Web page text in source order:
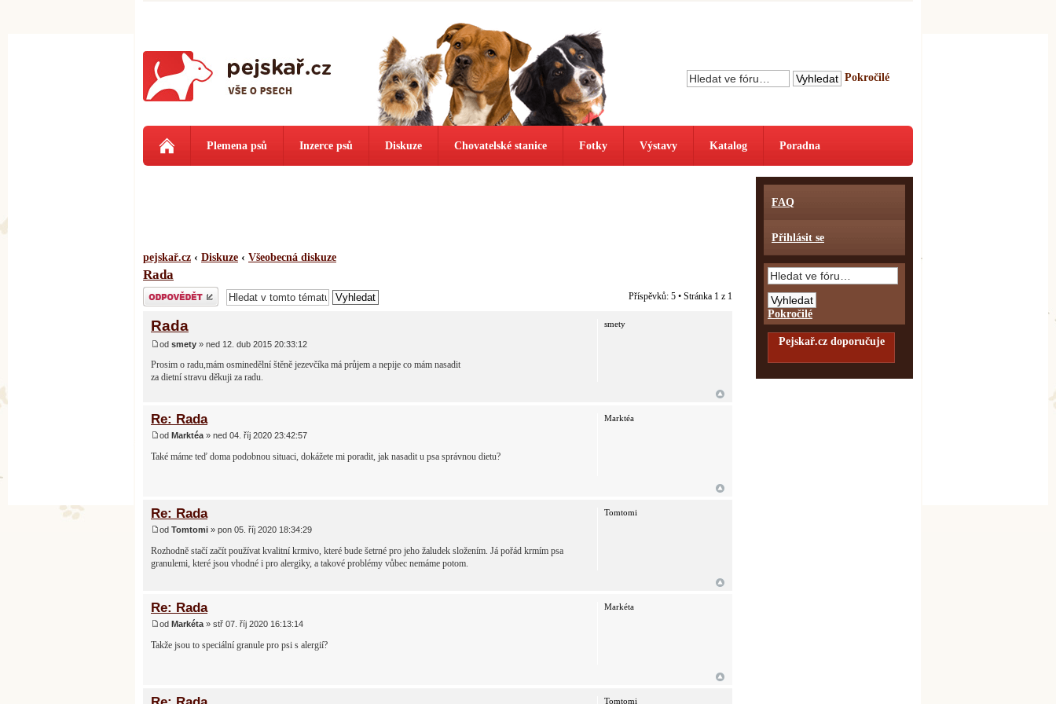
Pokročilé
Plemena psů Inzerce psů Diskuze Chovatelské stanice Fotky Výstavy Katalog Poradna
pejskař.cz ‹ Diskuze ‹ Všeobecná diskuze
Rada
Odeslat odpověď Příspěvků: 5 • Stránka 1 z 1
Rada
od smety » ned 12. dub 2015 20:33:12
Prosim o radu,mám osminedělní štěně jezevčíka má průjem a nepije co mám nasadit
za dietní stravu děkuji za radu.
smety
Re: Rada
od Marktéa » ned 04. říj 2020 23:42:57
Také máme teď doma podobnou situaci, dokážete mi poradit, jak nasadit u psa správnou dietu?
Marktéa
Re: Rada
od Tomtomi » pon 05. říj 2020 18:34:29
Rozhodně stačí začít používat kvalitní krmivo, které bude šetrné pro jeho žaludek složením. Já pořád krmím psa
granulemi, které jsou vhodné i pro alergiky, a takové problémy vůbec nemáme potom.
Tomtomi
Re: Rada
od Markéta » stř 07. říj 2020 16:13:14
Takže jsou to speciální granule pro psi s alergií?
Markéta
Tomtomi
FAQ
Přihlásit se
Pokročilé
Pejskař.cz doporučuje